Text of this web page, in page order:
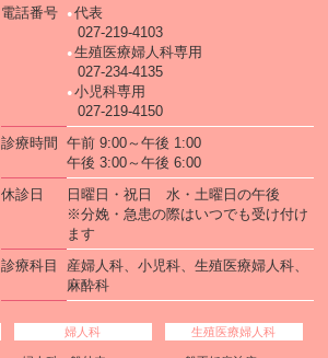
電話番号
代表
027-219-4103
生殖医療婦人科専用
027-234-4135
小児科専用
027-219-4150
診療時間
午前 9:00～午後 1:00
午後 3:00～午後 6:00
休診日
日曜日・祝日 水・土曜日の午後
※分娩・急患の際はいつでも受け付け
ます
診療科目
産婦人科、小児科、生殖医療婦人科、
麻酔科
婦人科 生殖医療婦人科